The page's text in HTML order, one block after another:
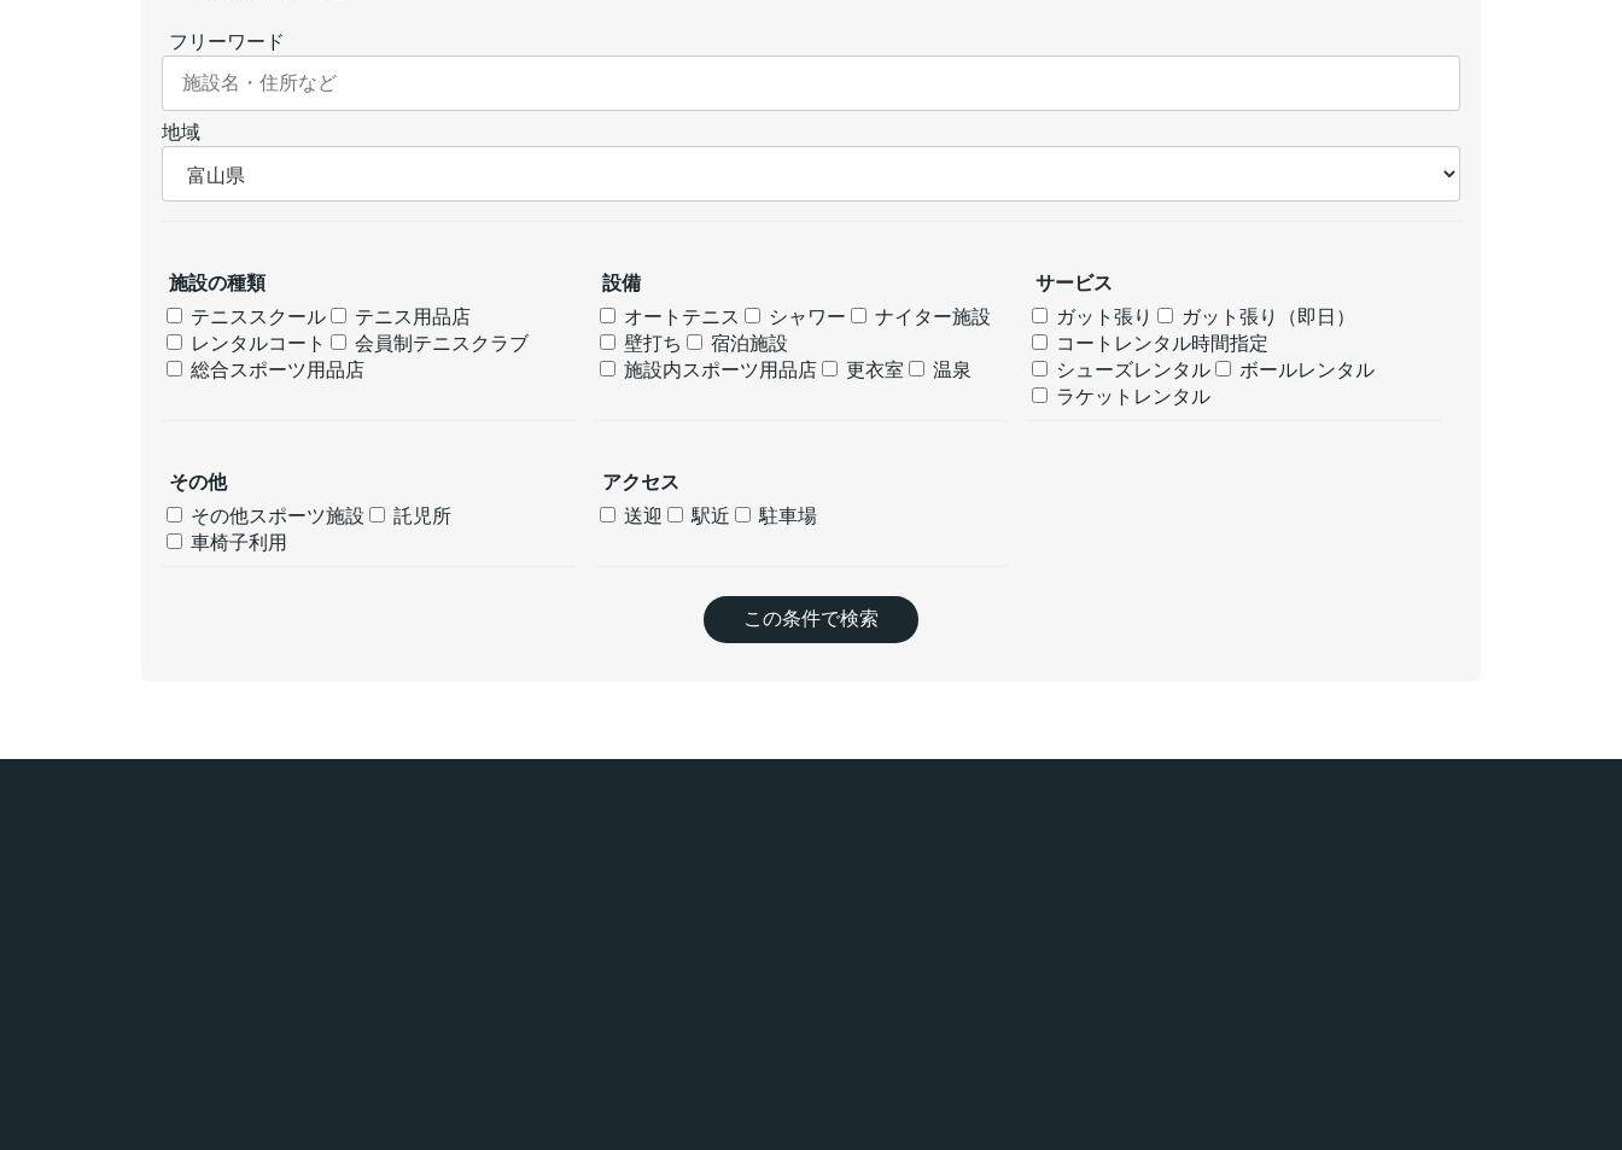
フリーワード
地域
施設の種類
テニススクール
テニス用品店
レンタルコート
会員制テニスクラブ
総合スポーツ用品店
設備
オートテニス
シャワー
ナイター施設
壁打ち
宿泊施設
施設内スポーツ用品店
更衣室 温泉
サービス
ガット張り
ガット張り（即日）
コートレンタル時間指定
シューズレンタル
ボールレンタル
ラケットレンタル
その他
その他スポーツ施設
託児所
車椅子利用
アクセス
送迎
駅近 駐車場